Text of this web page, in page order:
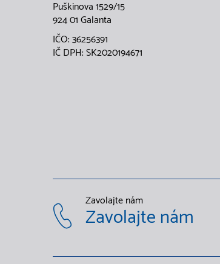
Puškinova 1529/15
924 01 Galanta
IČO: 36256391
IČ DPH: SK2020194671
Zavolajte nám
Zavolajte nám